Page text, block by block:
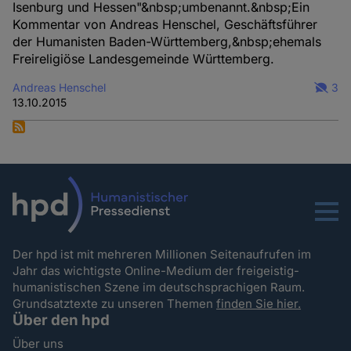
Isenburg und Hessen"&nbsp;umbenannt.&nbsp;Ein
Kommentar von Andreas Henschel, Geschäftsführer
der Humanisten Baden-Württemberg,&nbsp;ehemals
Freireligiöse Landesgemeinde Württemberg.
Andreas Henschel
13.10.2015
3
Menu
Der hpd ist mit mehreren Millionen Seitenaufrufen im
Jahr das wichtigste Online-Medium der freigeistig-
humanistischen Szene im deutschsprachigen Raum.
Grundsatztexte zu unseren Themenfinden Sie hier.
Über den hpd
Über uns